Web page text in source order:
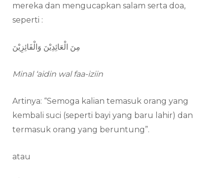
mereka dan mengucapkan salam serta doa,
seperti :
مِنَ الْعَائِدِيْنَ وَالْفَائِزِيْنَ
Minal ‘aidin wal faa-iziin
Artinya: “Semoga kalian temasuk orang yang
kembali suci (seperti bayi yang baru lahir) dan
termasuk orang yang beruntung”.
atau